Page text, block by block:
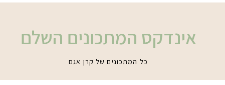
אינדקס המתכונים השלם
כל המתכונים של קרן אגם